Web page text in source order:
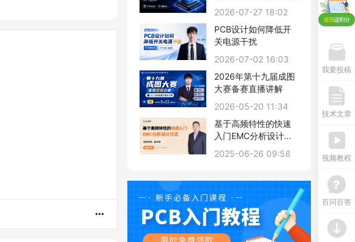
道
2026-07-27 18:02
PCB设计如何降低开
关电源干扰
2026-07-02 16:03
2026年第十九届成图
大赛备赛直播讲解
2026-05-20 11:34
基于高频特性的快速
入门EMC分析设计方
法
2025-06-26 09:58
我要投稿
技术文章
视频教程
百问百答